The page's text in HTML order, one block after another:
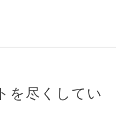
を尽くしてい